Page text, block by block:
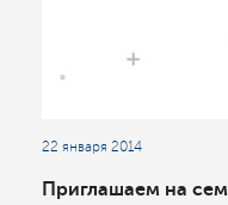
22 января 2014
Приглашаем на